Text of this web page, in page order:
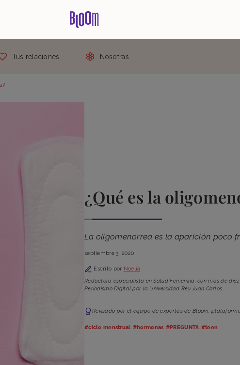
Tus relaciones Nosotras
¿Qué es la
La oligomenorrea es la aparición poco
septiembre 3, 2020
Escrito por Noelia
Redactora especialista en Salud Femenina, con más de
Periodismo Digital por la Universidad Rey Juan Carlos.
Revisado por el equipo de expertas de Bloom,
#ciclo menstrual #hormonas #PREGUNTA #teen